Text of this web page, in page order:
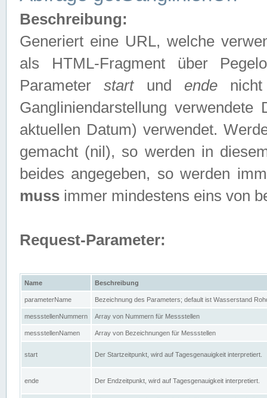
Beschreibung:
Generiert eine URL, welche
als HTML-Fragment über
Parameterstartund endenicht
Gangliniendarstellung
aktuellen Datum) verwendet.
gemacht (nil), so werden in
beides angegeben, so werden
muss immer mindestens eins von
Request-Parameter:
Name Beschreibung
parameterName Bezeichnung des Parameters; default ist Wasserstand
messstellenNummern Array von Nummern für Messstellen
messstellenNamen Array von Bezeichnungen für Messstellen
start Der Startzeitpunkt, wird auf Tagesgenauigkeit interpretiert.
ende Der Endzeitpunkt, wird auf Tagesgenauigkeit interpretiert.